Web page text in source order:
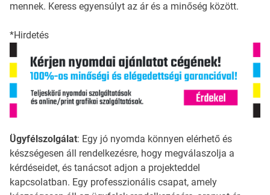
mennek. Keress egyensúlyt az ár és a minőség között.
*Hirdetés
Ügyfélszolgálat: Egy jó nyomda könnyen elérhető és
készségesen áll rendelkezésre, hogy megválaszolja a
kérdéseidet, és tanácsot adjon a projekteddel
kapcsolatban. Egy professzionális csapat, amely